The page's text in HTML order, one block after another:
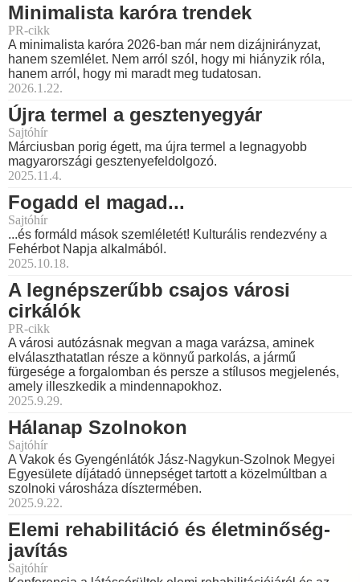
Minimalista karóra trendek
PR-cikk
A minimalista karóra 2026-ban már nem dizájnirányzat,
hanem szemlélet. Nem arról szól, hogy mi hiányzik róla,
hanem arról, hogy mi maradt meg tudatosan.
2026.1.22.
Újra termel a gesztenyegyár
Sajtóhír
Márciusban porig égett, ma újra termel a legnagyobb
magyarországi gesztenyefeldolgozó.
2025.11.4.
Fogadd el magad...
Sajtóhír
...és formáld mások szemléletét! Kulturális rendezvény a
Fehérbot Napja alkalmából.
2025.10.18.
A legnépszerűbb csajos városi
cirkálók
PR-cikk
A városi autózásnak megvan a maga varázsa, aminek
elválaszthatatlan része a könnyű parkolás, a jármű
fürgesége a forgalomban és persze a stílusos megjelenés,
amely illeszkedik a mindennapokhoz.
2025.9.29.
Hálanap Szolnokon
Sajtóhír
A Vakok és Gyengénlátók Jász-Nagykun-Szolnok Megyei
Egyesülete díjátadó ünnepséget tartott a közelmúltban a
szolnoki városháza dísztermében.
2025.9.22.
Elemi rehabilitáció és életminőség-
javítás
Sajtóhír